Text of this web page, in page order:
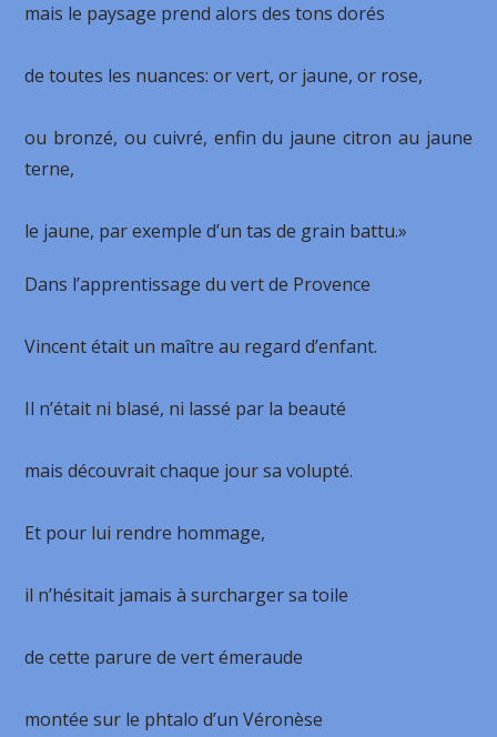
mais le paysage prend alors des tons dorés
de toutes les nuances: or vert, or jaune, or rose,
ou bronzé, ou cuivré, enfin du jaune citron au jaune
terne,
le jaune, par exemple d’un tas de grain battu.»
Dans l’apprentissage du vert de Provence
Vincent était un maître au regard d’enfant.
Il n’était ni blasé, ni lassé par la beauté
mais découvrait chaque jour sa volupté.
Et pour lui rendre hommage,
il n’hésitait jamais à surcharger sa toile
de cette parure de vert émeraude
montée sur le phtalo d’un Véronèse